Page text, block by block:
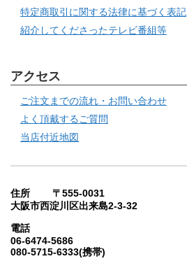
特定商取引に関する法律に基づく表記
紹介してくださったテレビ番組等
アクセス
ご注文までの流れ・お問い合わせ
よく頂戴するご質問
当店付近地図
住所 〒555-0031
大阪市西淀川区出来島2-3-32
電話
06-6474-5686
080-5715-6333(携帯)